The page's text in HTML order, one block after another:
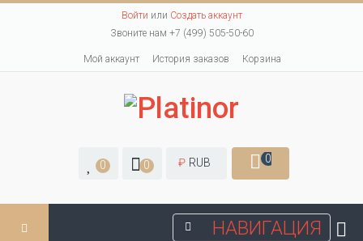
Войти или Создать аккаунт
Звоните нам +7 (499) 505-50-60
Мой аккаунт История заказов Корзина
0 0 ₽ RUB 0
НАВИГАЦИЯ